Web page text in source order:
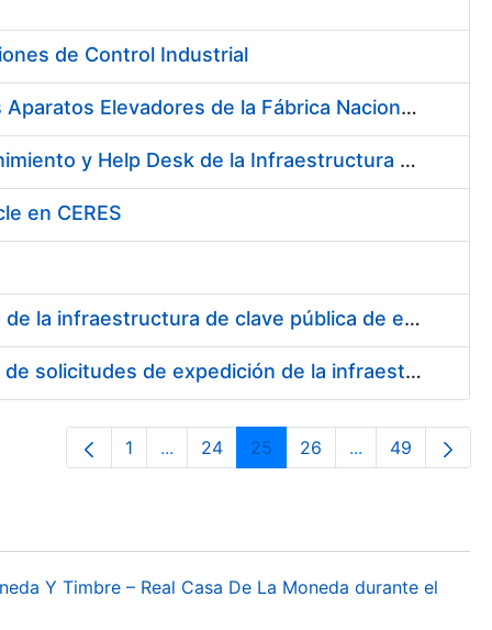
de Control Industrial
Servicio de Mantenimiento (Preventivo, Correctivo y Legal) de los Aparatos Elevadores de la Fábrica Nacional de Moneda y Timbre-Real Casa de la Moneda en Madrid
Contratación de los Servicios de Administración, Soporte, Mantenimiento y Help Desk de la Infraestructura de la Fábrica Nacional de Moneda y Timbre-Real Casa de la Moneda
en CERES
Servicio de desarrollo para la solicitud de expedición y revocación de la infraestructura de clave pública de emisión de certificados SSL
Servicios de desarrollo para la validación/aceptación y revocación de solicitudes de expedición de la infraestructura de clave pública de emisión de certificados SSL
Página
1 ...Páginas intermedias Use TAB para
Página
24 Página
25 Página
26 ...PáginasPágina
49
Y Timbre – Real Casa De La Moneda durante el